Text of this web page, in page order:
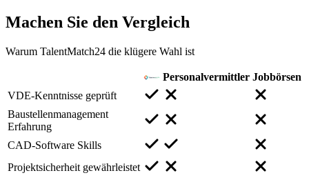
Machen Sie den Vergleich
Warum TalentMatch24 die klügere Wahl ist
Personalvermittler Jobbörsen
VDE-Kenntnisse geprüft
Baustellenmanagement
Erfahrung
CAD-Software Skills
Projektsicherheit gewährleistet